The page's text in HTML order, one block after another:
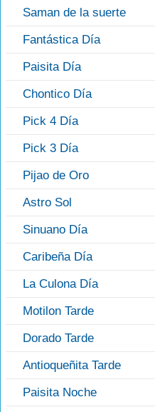
Saman de la suerte
Fantástica Día
Paisita Día
Chontico Día
Pick 4 Día
Pick 3 Día
Pijao de Oro
Astro Sol
Sinuano Día
Caribeña Día
La Culona Día
Motilon Tarde
Dorado Tarde
Antioqueñita Tarde
Paisita Noche